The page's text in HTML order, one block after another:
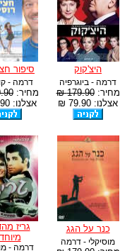
היצ'קוק
דרמה - ביוגרפיה
מחיר:179.90 ₪
אצלנו: 79.90 ₪
סיפור
דרמה -
מחיר:₪
אצלנו: 79.90 ₪
כנר על הגג
מוסיקלי - דרמה
גריז
דרמה -